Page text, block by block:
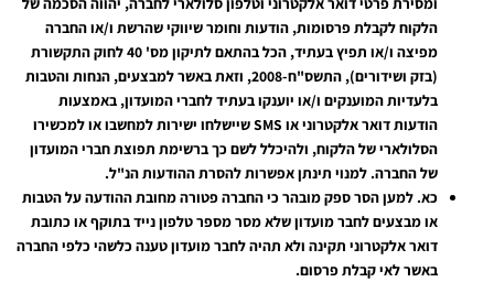
הלקוח לקבלת פרסומות, הודעות וחומר שיווקי שהרשת ו/או החברה
מפיצה ו/או תפיץ בעתיד, הכל בהתאם לתיקון מס' 40 לחוק התקשורת
(בזק ושידורים), התשס"ח-2008, וזאת באשר למבצעים, הנחות והטבות
בלעדיות המוענקים ו/או יוענקו בעתיד לחברי המועדון, באמצעות
הודעות דואר אלקטרוני או SMSשיישלחו ישירות למחשבו או למכשירו
הסלולארי של הלקוח, ולהיכלל לשם כך ברשימת תפוצת חברי המועדון
של החברה. למנוי תינתן אפשרות להסרת ההודעות הנ"ל.
כא.למען הסר ספק מובהר כי החברה פטורה מחובת ההודעה על הטבות
או מבצעים לחבר מועדון שלא מסר מספר טלפון נייד בתוקף או כתובת
דואר אלקטרוני תקינה ולא תהיה לחבר מועדון טענה כלשהי כלפי החברה
באשר לאי קבלת פרסום.